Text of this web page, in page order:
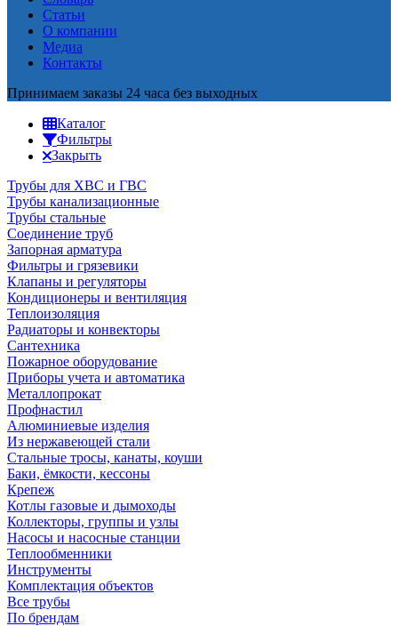
Статьи
О компании
Медиа
Контакты
Принимаем заказы 24 часа без выходных
Каталог
Фильтры
Закрыть
Трубы для ХВС и ГВС
Трубы канализационные
Трубы стальные
Соединение труб
Запорная арматура
Фильтры и грязевики
Клапаны и регуляторы
Кондиционеры и вентиляция
Теплоизоляция
Радиаторы и конвекторы
Сантехника
Пожарное оборудование
Приборы учета и автоматика
Металлопрокат
Профнастил
Алюминиевые изделия
Из нержавеющей стали
Стальные тросы, канаты, коуши
Баки, ёмкости, кессоны
Крепеж
Котлы газовые и дымоходы
Коллекторы, группы и узлы
Насосы и насосные станции
Теплообменники
Инструменты
Комплектация объектов
Все трубы
По брендам